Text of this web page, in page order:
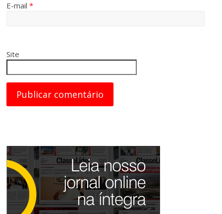
E-mail*
Site